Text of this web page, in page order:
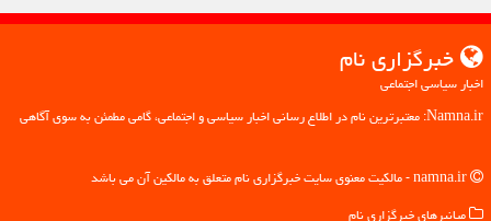
خبرگزاری نام
اخبار سیاسی اجتماعی
Namna.ir: معتبرترین نام در اطلاع رسانی اخبار سیاسی و اجتماعی، گامی مطمئن به سوی آگاهی
میانبرهای خبرگزاری نام